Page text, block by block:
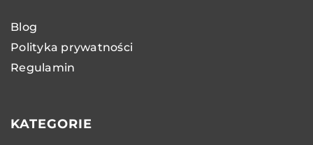
Blog
Polityka prywatności
Regulamin
KATEGORIE